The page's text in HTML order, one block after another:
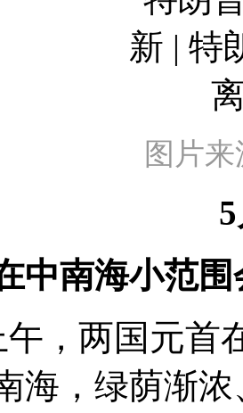
图片
中南海小范围
， 两国元首
海，绿荫渐